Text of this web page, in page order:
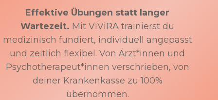
Effektive Übungen statt langer
Wartezeit. Mit ViViRA trainierst du
medizinisch fundiert, individuell angepasst
und zeitlich flexibel. Von Ärzt*innen und
Psychotherapeut*innen verschrieben, von
deiner Krankenkasse zu 100%
übernommen.